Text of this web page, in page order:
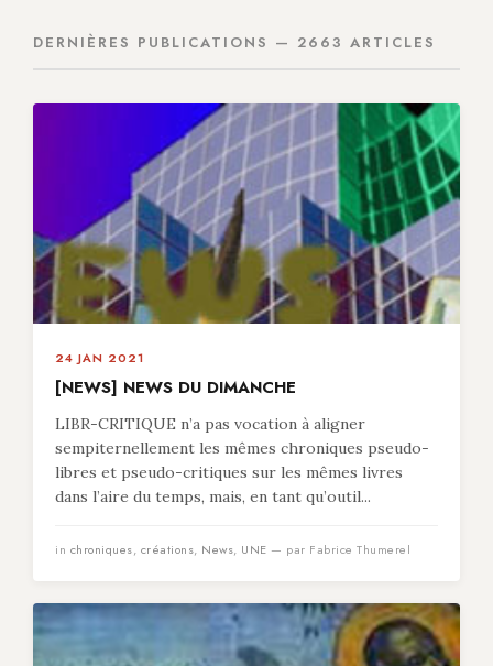
DERNIÈRES PUBLICATIONS — 2663 ARTICLES
24 JAN 2021
[NEWS] NEWS DU DIMANCHE
LIBR-CRITIQUE n’a pas vocation à aligner
sempiternellement les mêmes chroniques pseudo-
libres et pseudo-critiques sur les mêmes livres
dans l’aire du temps, mais, en tant qu’outil...
in chroniques, créations, News, UNE — par Fabrice Thumerel